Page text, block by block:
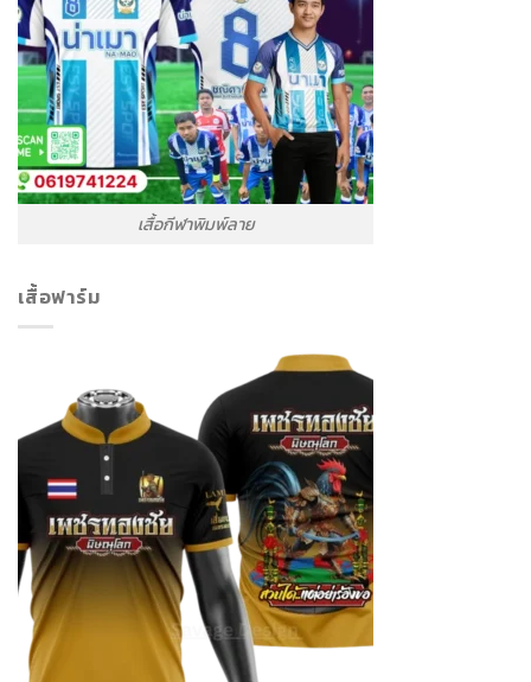
เสื้อกีฬาพิมพ์ลาย
เสื้อฟาร์ม